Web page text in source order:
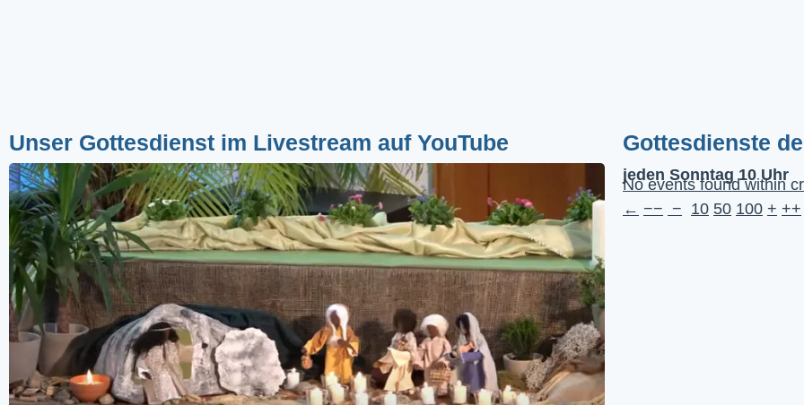
Unser Gottesdienst im Livestream auf YouTube Gottesdienste
jeden Sonntag 10 Uhr
No events found within
← −− − 10 50 100 + ++